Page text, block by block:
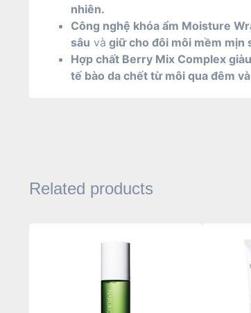
nhiên.
Công nghệ khóa ẩm Moisture
sâu và giữ cho đôi môi mềm mịn
Hợp chất Berry Mix Complex
tế bào da chết từ môi qua đêm
Related products